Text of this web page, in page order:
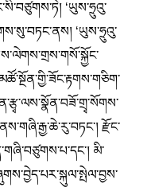
‘ཡུས་ཧྲུའུ་
‘ཡུས་ཧྲུའུ་
རྫོང་
མི་